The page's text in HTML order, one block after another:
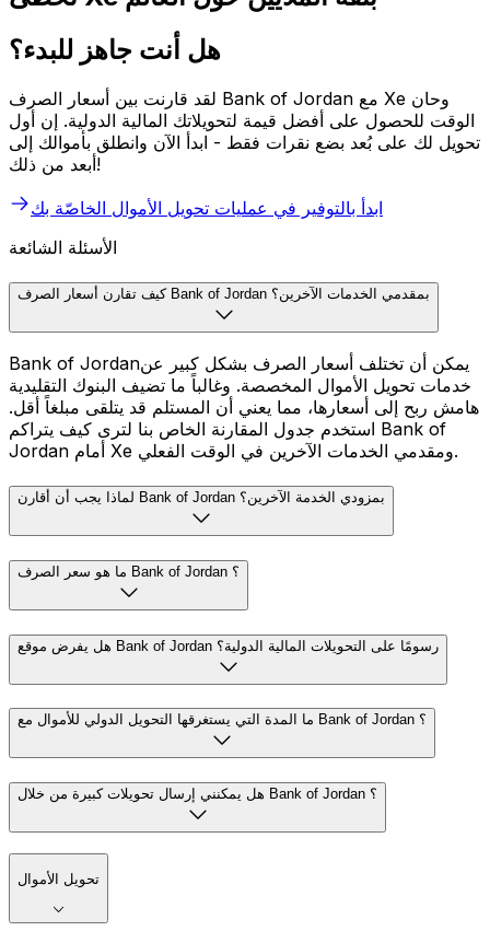
هل أنت جاهز للبدء؟
لقد قارنت بين أسعار الصرف Bank of Jordan مع Xe وحان
الوقت للحصول على أفضل قيمة لتحويلاتك المالية الدولية. إن أول
تحويل لك على بُعد بضع نقرات فقط - ابدأ الآن وانطلق بأموالك إلى
أبعد من ذلك!
ابدأ بالتوفير في عمليات تحويل الأموال الخاصّة بك
الأسئلة الشائعة
كيف تقارن أسعار الصرف Bank of Jordan بمقدمي الخدمات الآخرين؟
Bank of Jordanيمكن أن تختلف أسعار الصرف بشكل كبير عن
خدمات تحويل الأموال المخصصة. وغالباً ما تضيف البنوك التقليدية
هامش ربح إلى أسعارها، مما يعني أن المستلم قد يتلقى مبلغاً أقل.
استخدم جدول المقارنة الخاص بنا لترى كيف يتراكم Bank of
Jordan أمام Xe ومقدمي الخدمات الآخرين في الوقت الفعلي.
لماذا يجب أن أقارن Bank of Jordan بمزودي الخدمة الآخرين؟
ما هو سعر الصرف Bank of Jordan ؟
هل يفرض موقع Bank of Jordan رسومًا على التحويلات المالية الدولية؟
ما المدة التي يستغرقها التحويل الدولي للأموال مع Bank of Jordan ؟
هل يمكنني إرسال تحويلات كبيرة من خلال Bank of Jordan ؟
تحويل الأموال